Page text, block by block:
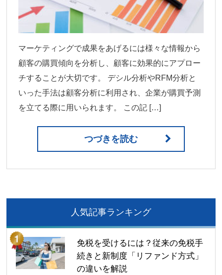
マーケティングで成果をあげるには様々な情報から
顧客の購買傾向を分析し、顧客に効果的にアプロー
チすることが大切です。 デシル分析やRFM分析と
いった手法は顧客分析に利用され、企業が購買予測
を立てる際に用いられます。 この記 […]
つづきを読む
人気記事ランキング
免税を受けるには？従来の免税手
続きと新制度「リファンド方式」
の違いを解説